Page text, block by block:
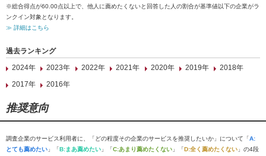
※総合得点が60.00点以上で、他人に薦めたくないと回答した人の割合が基準値以下の企業がラ
ンクイン対象となります。
≫ 詳細はこちら
過去ランキング
2024年
2023年 2022年 2021年 2020年 2019年
2018年
2017年
2016年
推奨意向
調査企業のサービス利用者に、「どの程度その企業のサービスを推奨したいか」について「A:
とても薦めたい 」「B:まあ薦めたい 」「C:あまり薦めたくない 」「D:全く薦めたくない 」の4段